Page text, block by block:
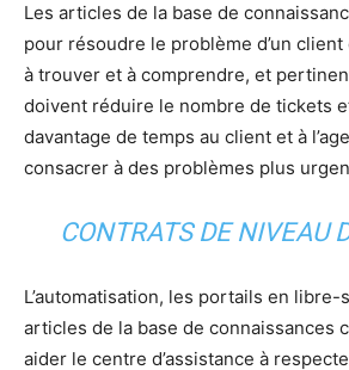
Les articles de la base de
pour résoudre le problème d’un
à trouver et à comprendre, et
doivent réduire le nombre de tickets
davantage de temps au client et à
consacrer à des problèmes plus
CONTRATS DE NIVEAU
L’automatisation, les portails en libre-
articles de la base de connaissances
aider le centre d’assistance à